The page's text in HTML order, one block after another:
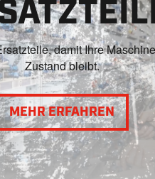
damit Ihre
Zustand bleibt.
MEHR ERFAHREN